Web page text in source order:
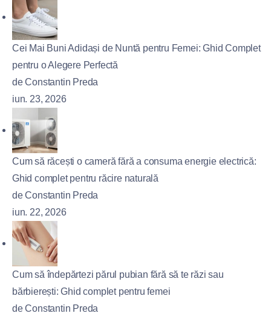
Cei Mai Buni Adidași de Nuntă pentru Femei: Ghid Complet
pentru o Alegere Perfectă
de Constantin Preda
iun. 23, 2026
Cum să răcești o cameră fără a consuma energie electrică:
Ghid complet pentru răcire naturală
de Constantin Preda
iun. 22, 2026
Cum să îndepărtezi părul pubian fără să te răzi sau
bărbierești: Ghid complet pentru femei
de Constantin Preda